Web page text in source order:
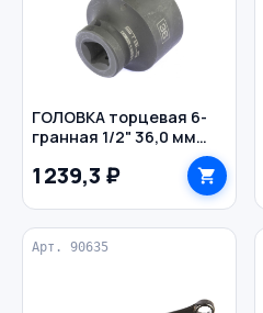
ГОЛОВКА торцевая 6-
гранная 1/2" 36,0 мм
1 239,3 ₽
Арт. 90635